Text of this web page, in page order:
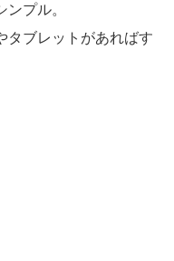
プル。
タブレットがあればす